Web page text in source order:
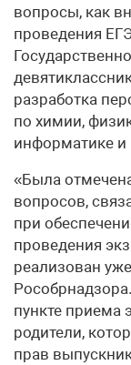
вопросы, как
проведения
разработка
по химии,
информатике
«Была
вопросов,
при
проведения
реализован
пункте приема
родители,
прав